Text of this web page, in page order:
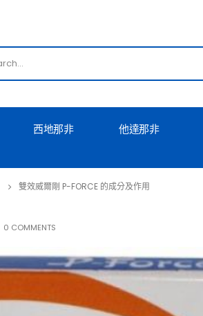
西地那非 他達那非
雙效威爾剛 P-FORCE 的成分及作用
0 COMMENTS